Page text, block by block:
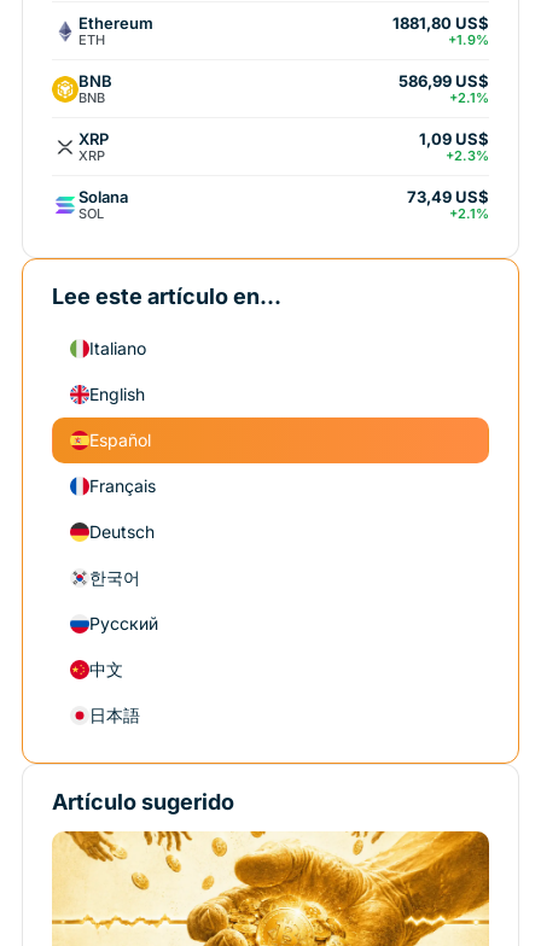
Ethereum
ETH
1881,80 US$
+1.9%
BNB
BNB
586,99 US$
+2.1%
XRP
XRP
1,09 US$
+2.3%
Solana
SOL
73,49 US$
+2.1%
Lee este artículo en...
Italiano
English
Español
Français
Deutsch
한국어
Русский
中文
日本語
Artículo sugerido